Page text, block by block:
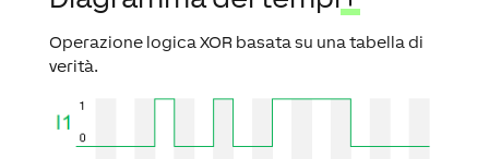
Operazione logica XOR basata su una tabella di
verità.